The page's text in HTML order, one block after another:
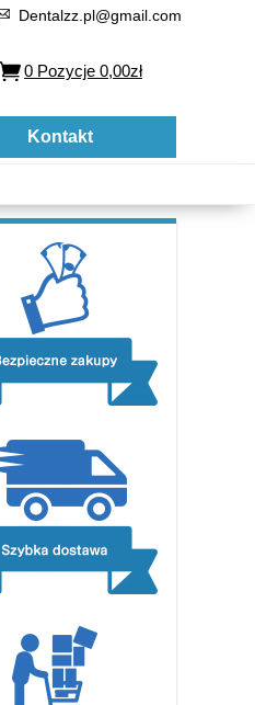
Dentalzz.pl@gmail.com
0 Pozycje 0,00zł
Kontakt